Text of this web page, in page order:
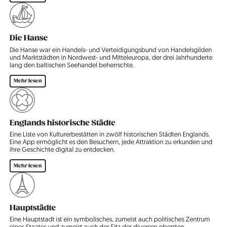
Die Hanse
Die Hanse war ein Handels- und Verteidigungsbund von Handelsgilden
und Marktstädten in Nordwest- und Mitteleuropa, der drei Jahrhunderte
lang den baltischen Seehandel beherrschte.
Mehr lesen
Englands historische Städte
Eine Liste von Kulturerbestätten in zwölf historischen Städten Englands.
Eine App ermöglicht es den Besuchern, jede Attraktion zu erkunden und
ihre Geschichte digital zu entdecken.
Mehr lesen
Hauptstädte
Eine Hauptstadt ist ein symbolisches, zumeist auch politisches Zentrum